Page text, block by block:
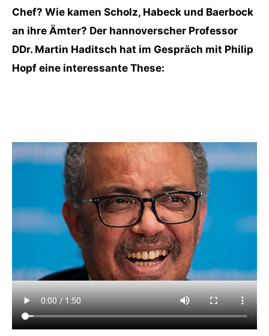
Chef? Wie kamen Scholz, Habeck und Baerbock
an ihre Ämter? Der hannoverscher Professor
DDr. Martin Haditsch hat im Gespräch mit Philip
Hopf eine interessante These: